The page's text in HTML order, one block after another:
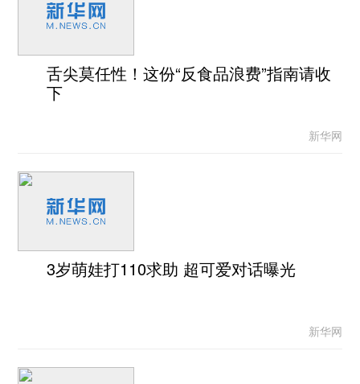
舌尖莫任性！这份“反食品浪费”指南请收
下
新华网
3岁萌娃打110求助 超可爱对话曝光
新华网